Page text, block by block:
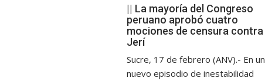
|| La mayoría del Congreso
peruano aprobó cuatro
mociones de censura contra
Jerí
Sucre, 17 de febrero (ANV).- En un
nuevo episodio de inestabilidad